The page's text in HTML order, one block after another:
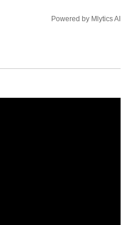
Powered by Mlytics AI